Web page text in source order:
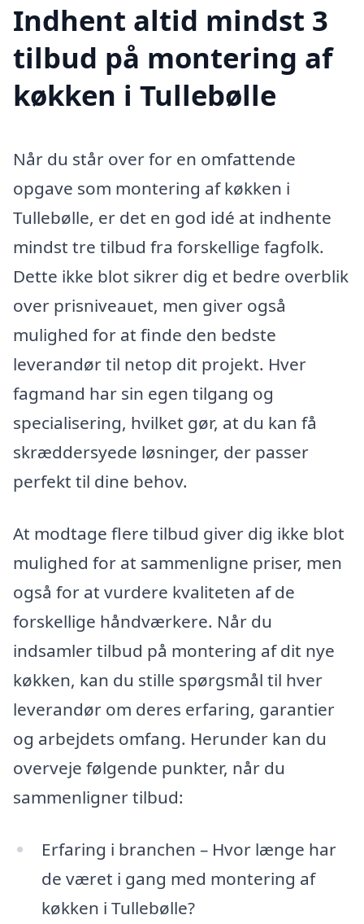
Indhent altid mindst 3
tilbud på montering af
køkken i Tullebølle
Når du står over for en omfattende
opgave som montering af køkken i
Tullebølle, er det en god idé at indhente
mindst tre tilbud fra forskellige fagfolk.
Dette ikke blot sikrer dig et bedre overblik
over prisniveauet, men giver også
mulighed for at finde den bedste
leverandør til netop dit projekt. Hver
fagmand har sin egen tilgang og
specialisering, hvilket gør, at du kan få
skræddersyede løsninger, der passer
perfekt til dine behov.
At modtage flere tilbud giver dig ikke blot
mulighed for at sammenligne priser, men
også for at vurdere kvaliteten af de
forskellige håndværkere. Når du
indsamler tilbud på montering af dit nye
køkken, kan du stille spørgsmål til hver
leverandør om deres erfaring, garantier
og arbejdets omfang. Herunder kan du
overveje følgende punkter, når du
sammenligner tilbud:
Erfaring i branchen – Hvor længe har
de været i gang med montering af
køkken i Tullebølle?